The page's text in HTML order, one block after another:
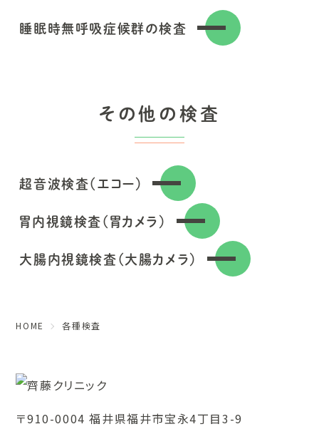
睡眠時無呼吸症候群の検査
その他の検査
超音波検査（エコー）
胃内視鏡検査（胃カメラ）
大腸内視鏡検査（大腸カメラ）
HOME 各種検査
〒910-0004 福井県福井市宝永4丁目3-9